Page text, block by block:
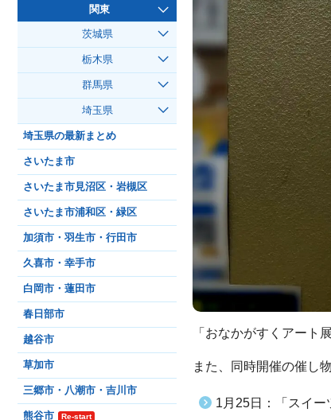
「おなかがすくアート
また、同時開催の催し
1月25日：「スイー
関東
茨城県
栃木県
群馬県
埼玉県
埼玉県の最新まとめ
さいたま市
さいたま市見沼区・岩槻区
さいたま市浦和区・緑区
加須市・羽生市・行田市
久喜市・幸手市
白岡市・蓮田市
春日部市
越谷市
草加市
三郷市・八潮市・吉川市
熊谷市 Re-start